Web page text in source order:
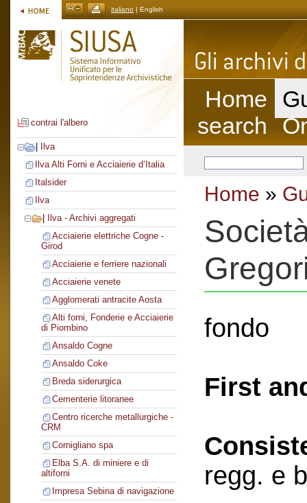
italiano | English
contrai l'albero
Ilva
Ilva Alti Forni e Acciaierie d’Italia
Italsider
Ilva
Ilva - Archivi aggregati
Acciaierie elettriche Cogne -
Girod
Acciaierie e ferriere nazionali
Acciaierie venete
Agglomerati antracite Aosta
Alti forni, Fonderie e Acciaierie
di Piombino
Ansaldo Cogne
Ansaldo Coke
Breda siderurgica
Cementerie litoranee
Centro ricerche metallurgiche -
CRM
Cornigliano spa
Elba S.A. di miniere e di
altiforni
Impresa Sebina di navigazione
Home
search
Home »
fondo
First
regg. e